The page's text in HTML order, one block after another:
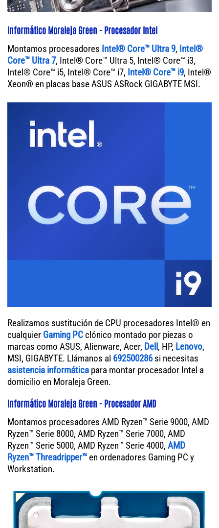
Informático Moraleja Green - Procesador Intel
Montamos procesadores Intel® Core™ Ultra 9, Intel®
Core™ Ultra 7, Intel® Core™ Ultra 5, Intel® Core™ i3,
Intel® Core™ i5, Intel® Core™ i7, Intel® Core™ i9, Intel®
Xeon® en placas base ASUS ASRock GIGABYTE MSI.
Realizamos sustitución de CPU procesadores Intel® en
cualquier Gaming PC clónico montado por piezas o
marcas como ASUS, Alienware, Acer, Dell, HP, Lenovo,
MSI, GIGABYTE. Llámanos al 692500286si necesitas
asistencia informática para montar procesador Intel a
domicilio en Moraleja Green.
Informático Moraleja Green - Procesador AMD
Montamos procesadores AMD Ryzen™ Serie 9000, AMD
Ryzen™ Serie 8000, AMD Ryzen™ Serie 7000, AMD
Ryzen™ Serie 5000, AMD Ryzen™ Serie 4000, AMD
Ryzen™ Threadripper™ en ordenadores Gaming PC y
Workstation.